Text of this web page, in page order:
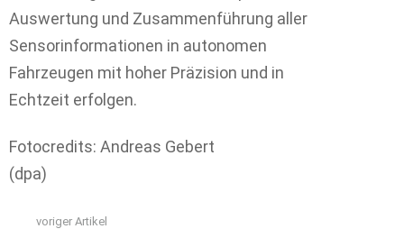
Auswertung und Zusammenführung aller
Sensorinformationen in autonomen
Fahrzeugen mit hoher Präzision und in
Echtzeit erfolgen.
Fotocredits: Andreas Gebert
(dpa)
voriger Artikel